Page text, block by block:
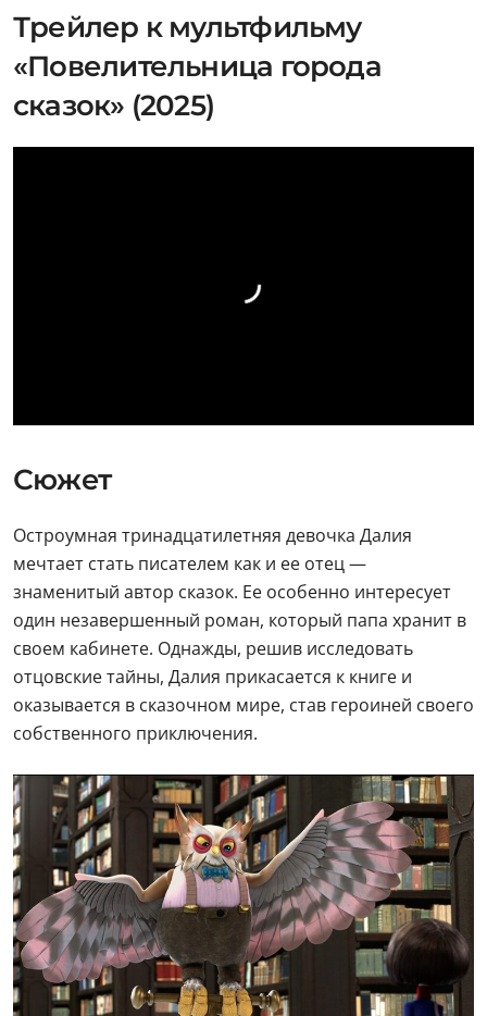
Трейлер к мультфильму
«Повелительница города
сказок» (2025)
Сюжет
Остроумная тринадцатилетняя девочка Далия
мечтает стать писателем как и ее отец —
знаменитый автор сказок. Ее особенно интересует
один незавершенный роман, который папа хранит в
своем кабинете. Однажды, решив исследовать
отцовские тайны, Далия прикасается к книге и
оказывается в сказочном мире, став героиней своего
собственного приключения.